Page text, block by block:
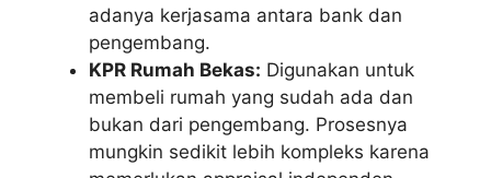
adanya kerjasama antara bank dan
pengembang.
KPR Rumah Bekas: Digunakan untuk
membeli rumah yang sudah ada dan
bukan dari pengembang. Prosesnya
mungkin sedikit lebih kompleks karena